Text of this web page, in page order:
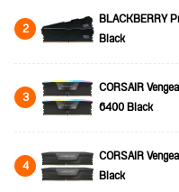
2
BLACKBERRY
Black
3
CORSAIR
6400 Black
4
CORSAIR
Black